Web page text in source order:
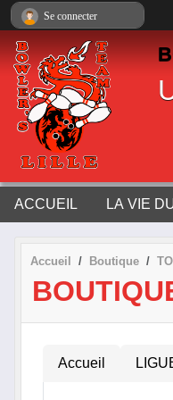
ACCUEIL LA VIE
Accueil Boutique
Accueil
Se connecter
Panneau de gestion des